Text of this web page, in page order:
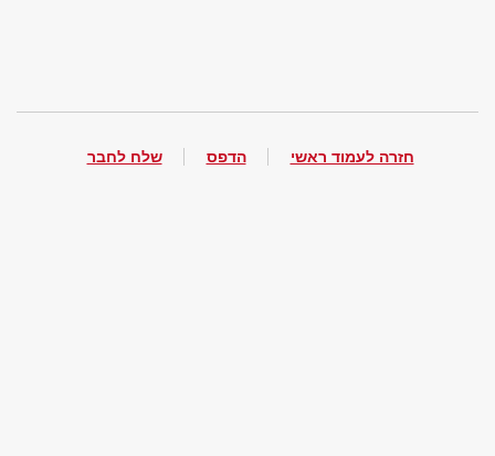
חזרה לעמוד ראשי הדפס שלח לחבר